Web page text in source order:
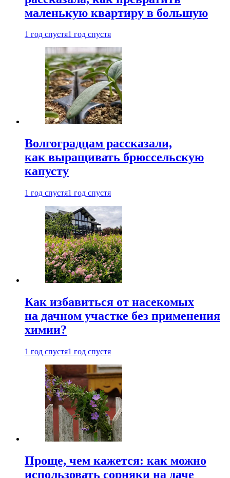
маленькую квартиру в большую
1 год спустя1 год спустя
Волгоградцам рассказали,
как выращивать брюссельскую
капусту
1 год спустя1 год спустя
Как избавиться от насекомых
на дачном участке без применения
химии?
1 год спустя1 год спустя
Проще, чем кажется: как можно
использовать сорняки на даче